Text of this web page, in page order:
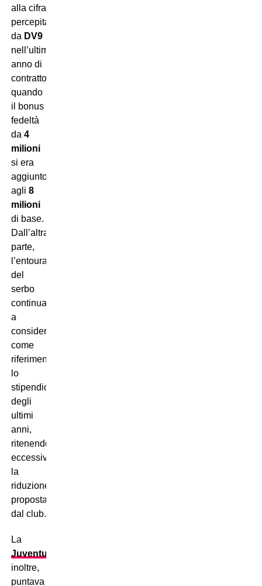
alla cifra
percepita
da DV9
nell’ultimo
anno di
contratto,
quando
il bonus
fedeltà
da 4
milioni
si era
aggiunto
agli 8
milioni
di base.
Dall’altra
parte,
l’entourage
del
serbo
continuava
a
considerare
come
riferimento
lo
stipendio
degli
ultimi
anni,
ritenendo
eccessiva
la
riduzione
proposta
dal club.
La
Juventus
inoltre,
puntava